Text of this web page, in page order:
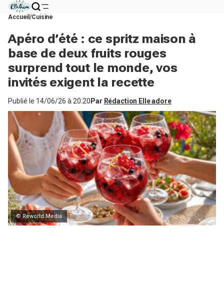
Accueil Cuisine
Apéro d’été : ce spritz maison à
base de deux fruits rouges
surprend tout le monde, vos
invités exigent la recette
Publié le 14/06/26 à 20:20 Par Rédaction Elle adore
© Reworld Media